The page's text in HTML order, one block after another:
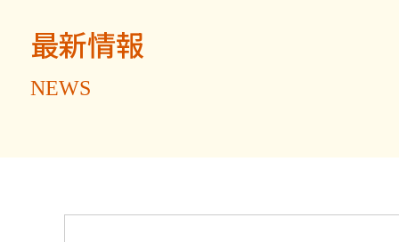
最新情報
NEWS